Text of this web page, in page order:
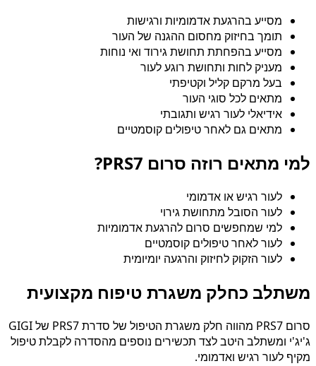
מסייע בהרגעת אדמומיות ורגישות
תומך בחיזוק מחסום ההגנה של העור
מסייע בהפחתת תחושת גירוד ואי נוחות
מעניק לחות ותחושת רוגע לעור
בעל מרקם קליל וקטיפתי
מתאים לכל סוגי העור
אידיאלי לעור רגיש ותגובתי
מתאים גם לאחר טיפולים קוסמטיים
למי מתאים רוזה סרום PRS7?
לעור רגיש או אדמומי
לעור הסובל מתחושת גירוי
למי שמחפשים סרום להרגעת אדמומיות
לעור לאחר טיפולים קוסמטיים
לעור הזקוק לחיזוק והרגעה יומיומית
משתלב כחלק משגרת טיפוח מקצועית
סרום PRS7 מהווה חלק משגרת הטיפול של סדרת PRS7 של GIGI
ג'יג'י ומשתלב היטב לצד תכשירים נוספים מהסדרה לקבלת טיפול
מקיף לעור רגיש ואדמומי.